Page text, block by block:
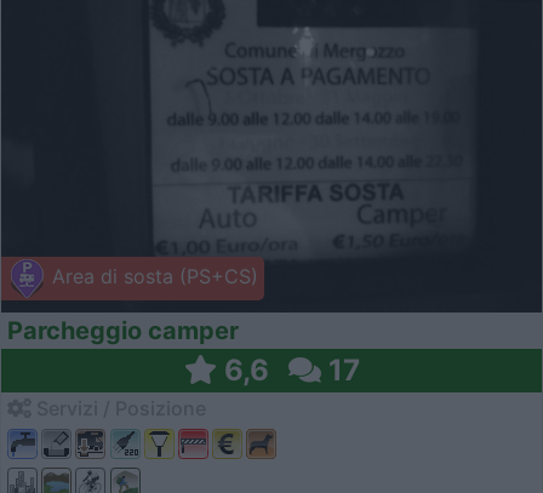
Area di sosta (PS+CS)
Parcheggio camper
6,6 17